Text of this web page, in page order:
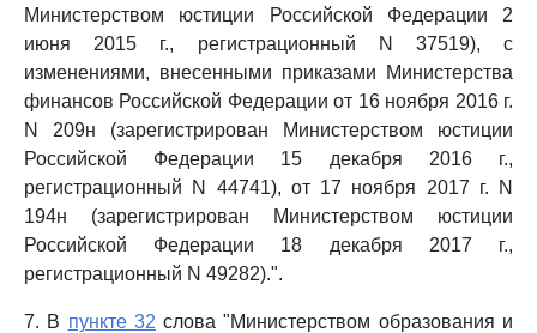
Министерством юстиции Российской Федерации 2
июня 2015 г., регистрационный N 37519), с
изменениями, внесенными приказами Министерства
финансов Российской Федерации от 16 ноября 2016 г.
N 209н (зарегистрирован Министерством юстиции
Российской Федерации 15 декабря 2016 г.,
регистрационный N 44741), от 17 ноября 2017 г. N
194н (зарегистрирован Министерством юстиции
Российской Федерации 18 декабря 2017 г.,
регистрационный N 49282).".
7. В пункте 32 слова "Министерством образования и